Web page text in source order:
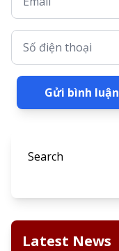
Số điện thoại
Gửi bình luận
Search
Latest News